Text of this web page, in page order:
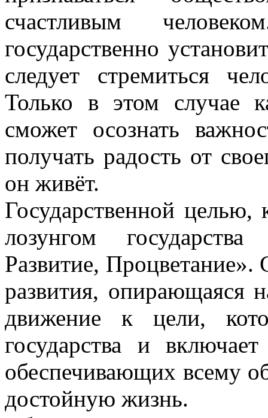
счастливым
государственно
следует стремиться
Только в этом случае
сможет осознать
получать радость от
он живёт.
Государственной целью,
лозунгом
Развитие, Процветание».
развития, опирающаяся
движение к цели,
государства и
обеспечивающих всему
достойную жизнь.